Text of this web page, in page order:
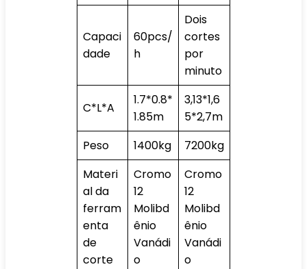
Capaci
dade
60pcs/
h
Dois
cortes
por
minuto
C*L*A
1.7*0.8*
1.85m
3,13*1,6
5*2,7m
Peso
1400kg
7200kg
Materi
al da
ferram
enta
de
corte
Cromo
12
Molibd
ênio
Vanádi
o
Cromo
12
Molibd
ênio
Vanádi
o